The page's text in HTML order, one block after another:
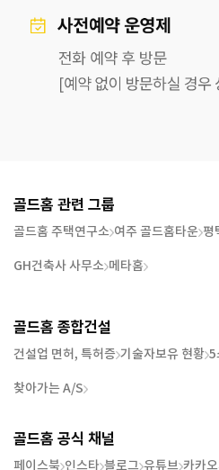
골드홈 관련 그룹
골드홈 주택연구소 여주 골드홈타운 평
GH건축사 사무소 메타홈
골드홈 종합건설
건설업 면허, 특허증 기술자보유 현황 5
찾아가는 A/S
골드홈 공식 채널
페이스북 인스타 블로그 유튜브 카카